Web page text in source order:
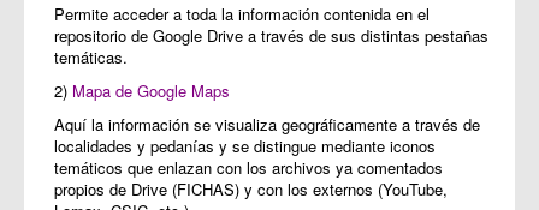
Permite acceder a toda la información contenida en el
repositorio de Google Drive a través de sus distintas pestañas
temáticas.
2) Mapa de Google Maps
Aquí la información se visualiza geográficamente a través de
localidades y pedanías y se distingue mediante iconos
temáticos que enlazan con los archivos ya comentados
propios de Drive (FICHAS) y con los externos (YouTube,